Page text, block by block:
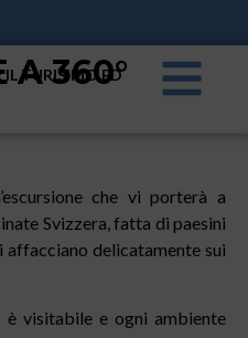
A 360°
IL TURISIMO ED
che vi porterà a
Svizzera, fatta di paesini
delicatamente sui
visitabile e ogni ambiente